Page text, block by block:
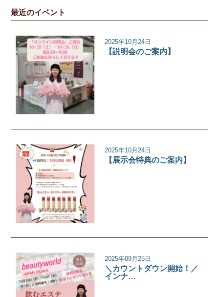
最近のイベント
2025年10月24日
【説明会のご案内】
2025年10月24日
【展示会特典のご案内】
2025年09月25日
＼カウントダウン開始！／
インナ…